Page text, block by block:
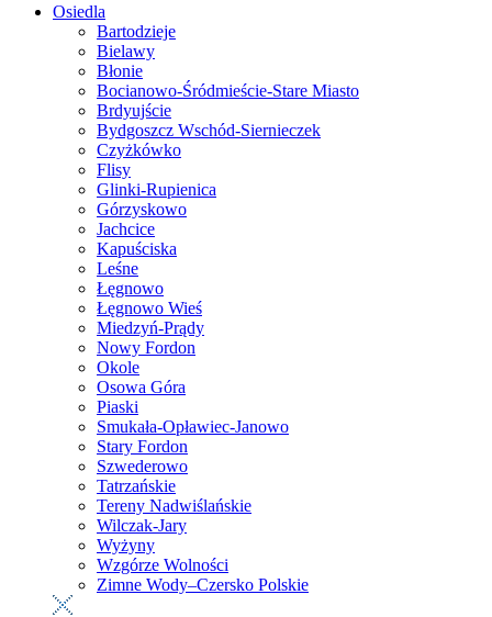
Osiedla
Bartodzieje
Bielawy
Błonie
Bocianowo-Śródmieście-Stare Miasto
Brdyujście
Bydgoszcz Wschód-Siernieczek
Czyżkówko
Flisy
Glinki-Rupienica
Górzyskowo
Jachcice
Kapuściska
Leśne
Łęgnowo
Łęgnowo Wieś
Miedzyń-Prądy
Nowy Fordon
Okole
Osowa Góra
Piaski
Smukała-Opławiec-Janowo
Stary Fordon
Szwederowo
Tatrzańskie
Tereny Nadwiślańskie
Wilczak-Jary
Wyżyny
Wzgórze Wolności
Zimne Wody–Czersko Polskie